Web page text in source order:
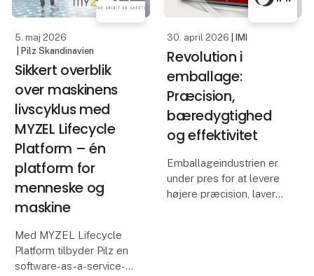
nu integreres med alle
5. maj 2026
| Pilz Skandinavien
Sikkert overblik
over maskinens
livscyklus med
MYZEL Lifecycle
Platform – én
platform for
menneske og
maskine
Med MYZEL Lifecycle
Platform tilbyder Pilz en
software-as-a-service-
30. april 2026 | IMI
Revolution i
emballage:
Præcision,
bæredygtighed
og effektivitet
Emballageindustrien er
under pres for at levere
højere præcision, lavere